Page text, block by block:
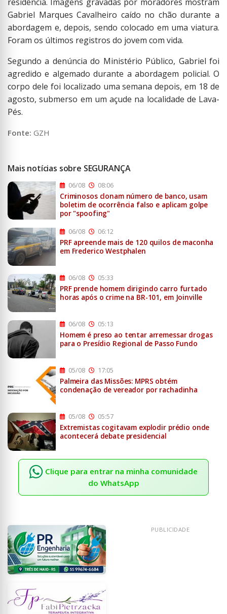
Gabriel Marques Cavalheiro caído no chão durante a
abordagem e, depois, sendo colocado em uma viatura.
Foram os últimos registros do jovem com vida.
Segundo a denúncia do Ministério Público, Gabriel foi
agredido e algemado durante a abordagem policial. O
corpo dele foi localizado uma semana depois, em 18 de
agosto, submerso em um açude na localidade de Lava-
Pés.
Fonte: GZH
Mais notícias sobre SEGURANÇA
06/08 08:06
Criminosos clonam número de banco, usam
boletim de ocorrência falso e aplicam golpe
por "spoofing"
06/08 06:12
PRF apreende mais de 120 quilos de maconha
em Frederico Westphalen
06/08 05:33
PRF prende homem dirigindo carro furtado
horas após o crime na BR-101, em Joinville
06/08 05:13
Homem é preso ao tentar arremessar drogas
para o Presídio Regional de Passo Fundo
05/08 17:05
Palmeira das Missões: MPRS obtém
condenação de vereador por rachadinha
05/08 05:57
Extremistas cogitavam explodir prédio onde
acontecerá debate presidencial
Clique para entrar na minha comunidade
do WhatsApp